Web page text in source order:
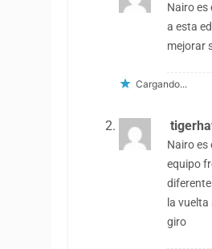
Nairo es
a esta
mejorar
Cargando...
Nairo es
equipo
la
giro